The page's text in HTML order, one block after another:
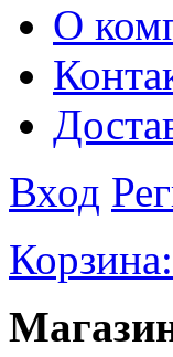
О
Вход
Корзина: